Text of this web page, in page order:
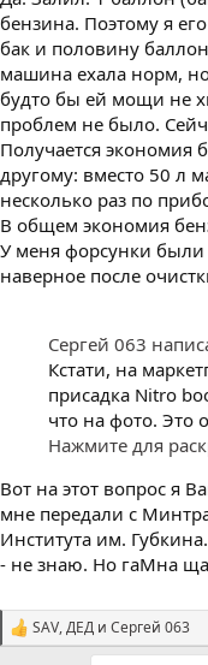
бензина. Поэтому я
бак и половину
машина ехала норм,
будто бы ей мощи не
проблем не было.
Получается экономия
другому: вместо 50 л
несколько раз по
В общем экономия
У меня форсунки были
наверное после
Сергей 063
Кстати, на
присадка Nitro
что на фото. Это
Нажмите для
Вот на этот вопрос я
мне передали с
Института им.
- не знаю. Но гаМна
С
и
SAV,ДЕД и Сергей 063